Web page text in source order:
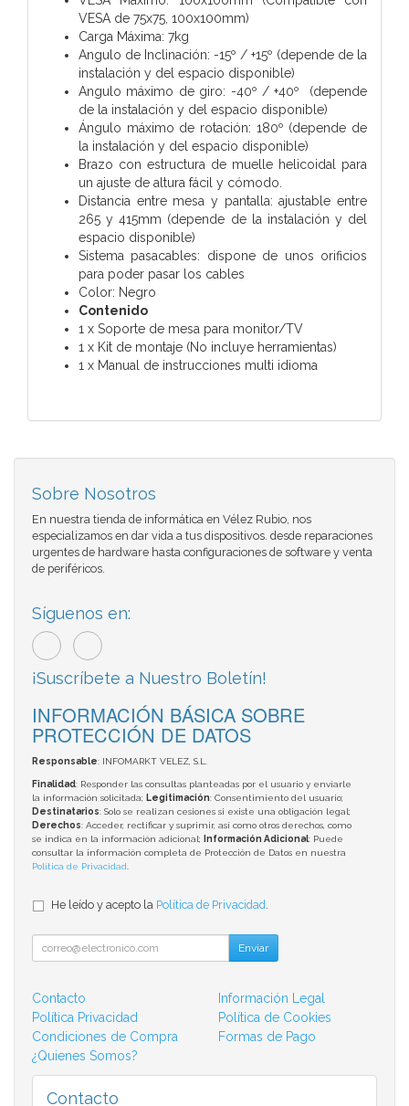
VESA de 75x75, 100x100mm)
Carga Máxima: 7kg
Angulo de Inclinación: -15º / +15º (depende de la
instalación y del espacio disponible)
Angulo máximo de giro: -40º / +40º (depende
de la instalación y del espacio disponible)
Ángulo máximo de rotación: 180º (depende de
la instalación y del espacio disponible)
Brazo con estructura de muelle helicoidal para
un ajuste de altura fácil y cómodo.
Distancia entre mesa y pantalla: ajustable entre
265 y 415mm (depende de la instalación y del
espacio disponible)
Sistema pasacables: dispone de unos orificios
para poder pasar los cables
Color: Negro
Contenido
1 x Soporte de mesa para monitor/TV
1 x Kit de montaje (No incluye herramientas)
1 x Manual de instrucciones multi idioma
Sobre Nosotros
En nuestra tienda de informática en Vélez Rubio, nos
especializamos en dar vida a tus dispositivos. desde reparaciones
urgentes de hardware hasta configuraciones de software y venta
de periféricos.
Síguenos en:
¡Suscríbete a Nuestro Boletín!
INFORMACIÓN BÁSICA SOBRE
PROTECCIÓN DE DATOS
Responsable: INFOMARKT VELEZ, S.L.
Finalidad: Responder las consultas planteadas por el usuario y enviarle
la información solicitada; Legitimación: Consentimiento del usuario;
Destinatarios: Solo se realizan cesiones si existe una obligación legal;
Derechos: Acceder, rectificar y suprimir, así como otros derechos, como
se indica en la información adicional;
Información Adicional: Puede
consultar la información completa de Protección de Datos en nuestra
Política de Privacidad
He leído y acepto la Política de Privacidad
Enviar
Contacto
Información Legal
Política Privacidad
Política de Cookies
Condiciones de Compra
Formas de Pago
¿Quienes Somos?
Contacto